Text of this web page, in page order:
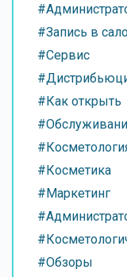
#Запись в
#Сервис
#Как открыть
#Косметика
#Маркетинг
#Обзоры